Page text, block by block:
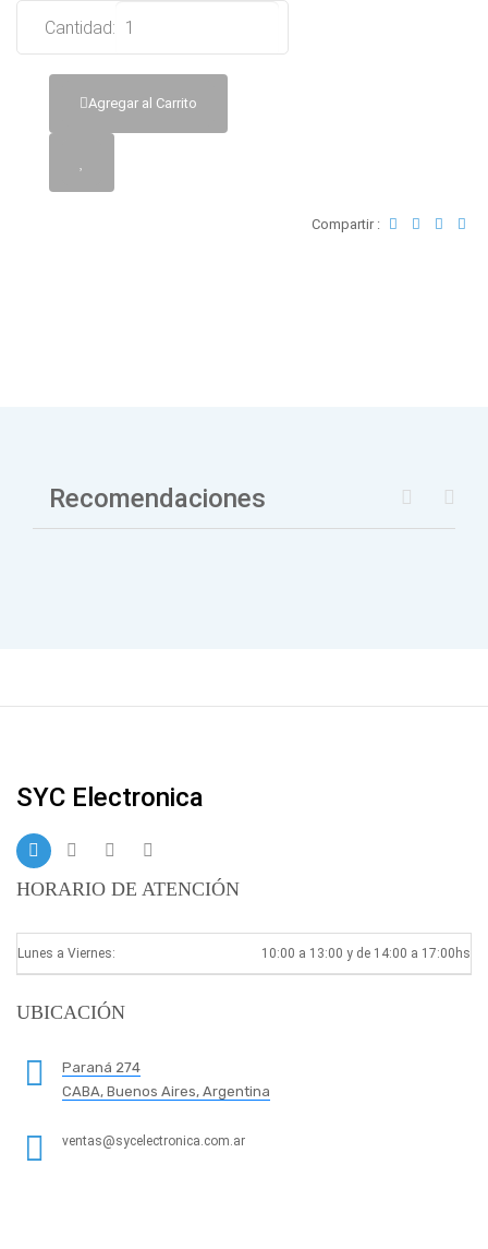
Cantidad:
Agregar al Carrito
Compartir :
Recomendaciones
SYC Electronica
HORARIO DE ATENCIÓN
Lunes a Viernes: 10:00 a 13:00 y de 14:00 a 17:00hs
UBICACIÓN
Paraná 274
CABA, Buenos Aires, Argentina
ventas@sycelectronica.com.ar